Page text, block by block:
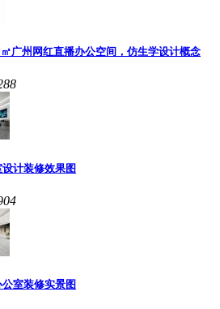
广州网红直播办公空间，仿生学设计概念
计装修效果图
室装修实景图